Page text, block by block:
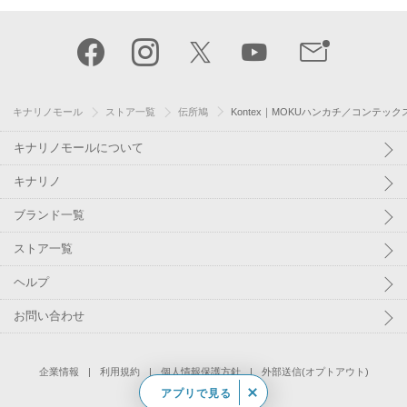
キナリノモール ストア一覧 伝所鳩 Kontex｜MOKUハンカチ／コンテック
キナリノモールについて
キナリノ
ブランド一覧
ストア一覧
ヘルプ
お問い合わせ
企業情報 利用規約 個人情報保護方針 外部送信(オプトアウト)
Kakaku.com, Inc.
アプリで見る